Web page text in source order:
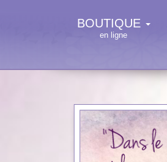
BOUTIQUE
en ligne